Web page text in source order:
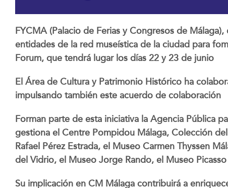
FYCMA (Palacio de Ferias y Congresos de
entidades de la red museística de la ciudad para
Forum, que tendrá lugar los días 22 y 23 de junio
El Área de Cultura y Patrimonio Histórico ha
impulsando también este acuerdo de colaboración
Forman parte de esta iniciativa la Agencia Pública
gestiona el Centre Pompidou Málaga, Colección
Rafael Pérez Estrada, el Museo Carmen Thyssen
del Vidrio, el Museo Jorge Rando, el Museo
Su implicación en CM Málaga contribuirá a